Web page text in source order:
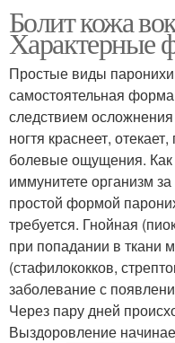
Болит кожа
Характерные
Простые виды
самостоятельная
следствием
ногтя краснеет,
болевые ощущения.
иммунитете организм
простой формой
требуется. Гнойная
при попадании в ткани
(стафилококков,
заболевание с
Через пару дней
Выздоровление